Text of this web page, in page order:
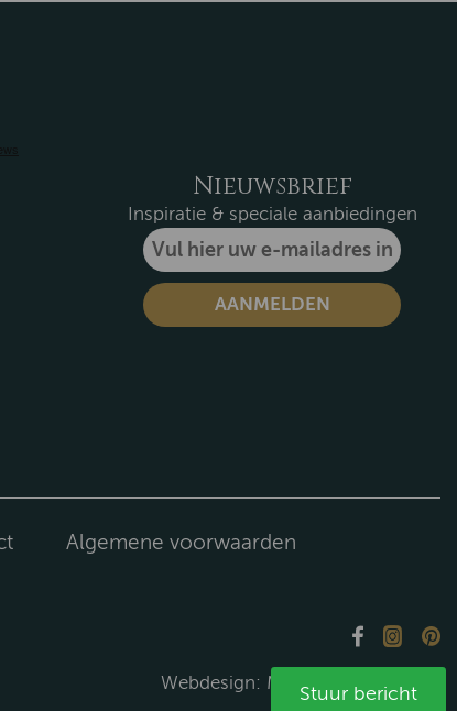
Nieuwsbrief
Inspiratie & speciale aanbiedingen
Algemene voorwaarden
Webdesign: Media Solutions B.V.
Stuur bericht